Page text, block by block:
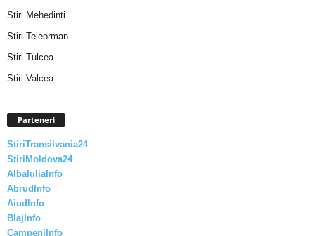
Stiri Mehedinti
Stiri Teleorman
Stiri Tulcea
Stiri Valcea
Parteneri
StiriTransilvania24
StiriMoldova24
AlbaIuliaInfo
AbrudInfo
AiudInfo
BlajInfo
CampeniInfo